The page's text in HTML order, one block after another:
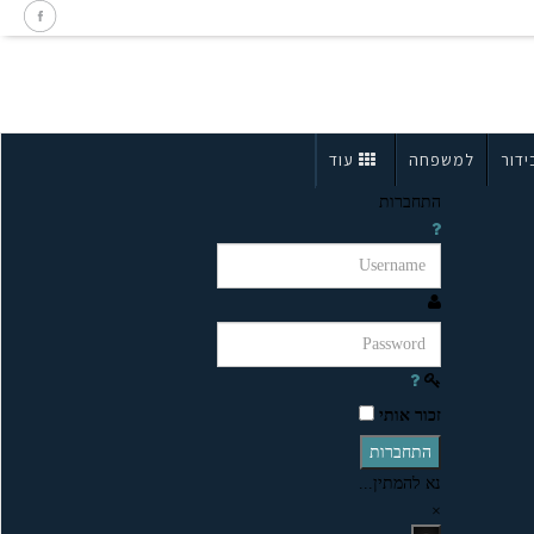
למשפחה עוד
התחברות
זכור אותי
התחברות
נא להמתין...
×